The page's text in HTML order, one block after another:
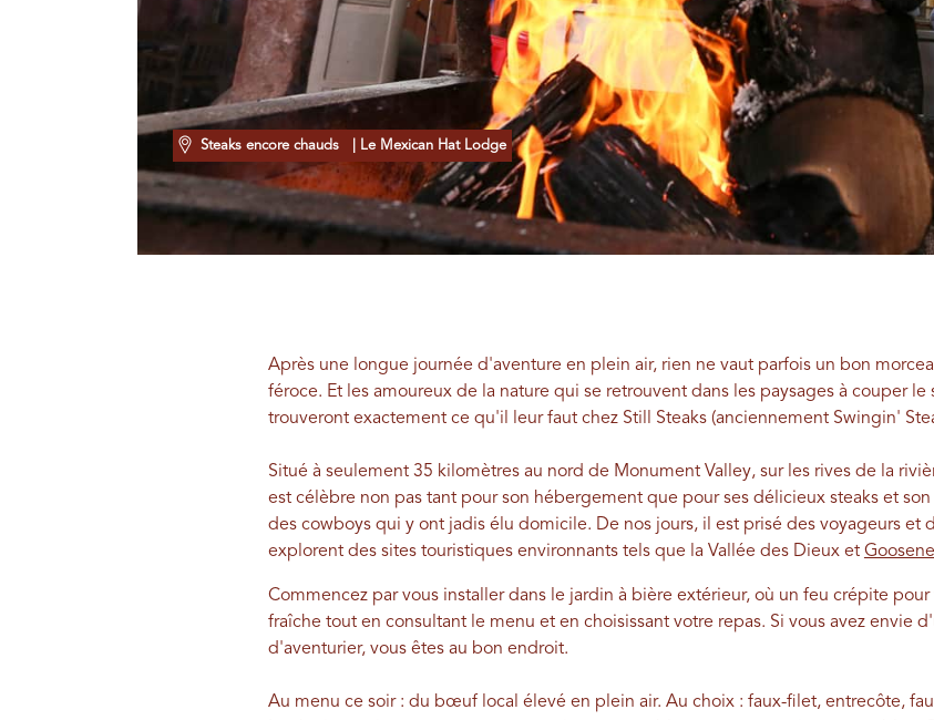
Steaks encore chauds | Le Mexican Hat Lodge
Après une longue journée d'aventure en plein air, rien ne vaut parfois un bon
féroce. Et les amoureux de la nature qui se retrouvent dans les paysages à couper
trouveront exactement ce qu'il leur faut chez Still Steaks (anciennement Swingin'
Situé à seulement 35 kilomètres au nord de Monument Valley, sur les rives de la
est célèbre non pas tant pour son hébergement que pour ses délicieux steaks et
des cowboys qui y ont jadis élu domicile. De nos jours, il est prisé des voyageurs et
explorent des sites touristiques environnants tels que la Vallée des Dieux et
Commencez par vous installer dans le jardin à bière extérieur, où un feu crépite
fraîche tout en consultant le menu et en choisissant votre repas. Si vous avez envie
d'aventurier, vous êtes au bon endroit.
Au menu ce soir : du bœuf local élevé en plein air. Au choix : faux-filet, entrecôte,